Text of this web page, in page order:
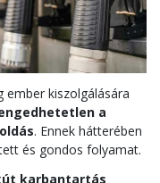
kiszolgálására
a
. Ennek hátterében
és gondos folyamat.
karbantartás